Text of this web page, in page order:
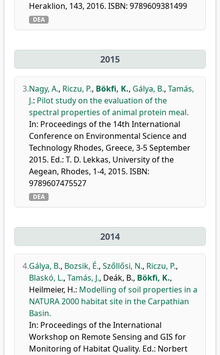
Heraklion, 143, 2016. ISBN: 9789609381499
DEA
2015
3.Nagy, A., Riczu, P., Bökfi, K., Gálya, B., Tamás,
J.: Pilot study on the evaluation of the
spectral properties of animal protein meal.
In: Proceedings of the 14th International
Conference on Environmental Science and
Technology Rhodes, Greece, 3-5 September
2015. Ed.: T. D. Lekkas, University of the
Aegean, Rhodes, 1-4, 2015. ISBN:
9789607475527
DEA
2014
4.Gálya, B., Bozsik, É., Szőllősi, N., Riczu, P.,
Blaskó, L., Tamás, J., Deák, B., Bökfi, K.,
Heilmeier, H.: Modelling of soil properties in a
NATURA 2000 habitat site in the Carpathian
Basin.
In: Proceedings of the International
Workshop on Remote Sensing and GIS for
Monitoring of Habitat Quality. Ed.: Norbert